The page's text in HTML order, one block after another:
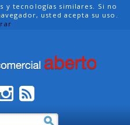
y tecnologías similares. Si no
usted acepta su uso.